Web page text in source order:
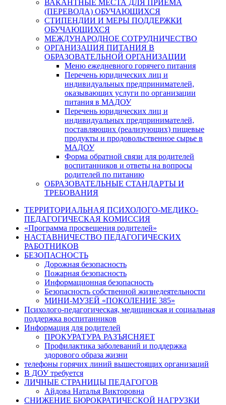
ВАКАНТНЫЕ МЕСТА ДЛЯ ПРИЕМА
(ПЕРЕВОДА) ОБУЧАЮЩИХСЯ
СТИПЕНДИИ И МЕРЫ ПОДДЕРЖКИ
ОБУЧАЮЩИХСЯ
МЕЖДУНАРОДНОЕ СОТРУДНИЧЕСТВО
ОРГАНИЗАЦИЯ ПИТАНИЯ В
ОБРАЗОВАТЕЛЬНОЙ ОРГАНИЗАЦИИ
Меню ежедневного горячего питания
Перечень юридических лиц и
индивидуальных предпринимателей,
оказывающих услуги по организации
питания в МАДОУ
Перечень юридических лиц и
индивидуальных предпринимателей,
поставляющих (реализующих) пищевые
продукты и продовольственное сырье в
МАДОУ
Форма обратной связи для родителей
воспитанников и ответы на вопросы
родителей по питанию
ОБРАЗОВАТЕЛЬНЫЕ СТАНДАРТЫ И
ТРЕБОВАНИЯ
ТЕРРИТОРИАЛЬНАЯ ПСИХОЛОГО-МЕДИКО-
ПЕДАГОГИЧЕСКАЯ КОМИССИЯ
«Программа просвещения родителей»
НАСТАВНИЧЕСТВО ПЕДАГОГИЧЕСКИХ
РАБОТНИКОВ
БЕЗОПАСНОСТЬ
Дорожная безопасность
Пожарная безопасность
Информационная безопасность
Безопасность собственной жизнедеятельности
МИНИ-МУЗЕЙ «ПОКОЛЕНИЕ 385»
Психолого-педагогическая, медицинская и социальная
поддержка воспитанников
Информация для родителей
ПРОКУРАТУРА РАЗЪЯСНЯЕТ
Профилактика заболеваний и поддержка
здорового образа жизни
телефоны горячих линий вышестоящих организаций
В ДОУ требуется
ЛИЧНЫЕ СТРАНИЦЫ ПЕДАГОГОВ
Айдова Наталья Викторовна
СНИЖЕНИЕ БЮРОКРАТИЧЕСКОЙ НАГРУЗКИ